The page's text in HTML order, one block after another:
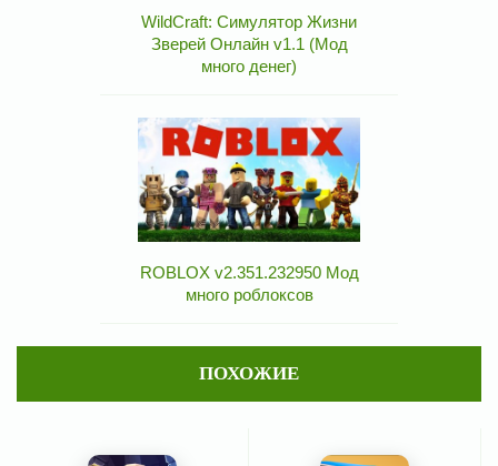
WildCraft: Симулятор Жизни
Зверей Онлайн v1.1 (Мод
много денег)
ROBLOX v2.351.232950 Мод
много роблоксов
ПОХОЖИЕ